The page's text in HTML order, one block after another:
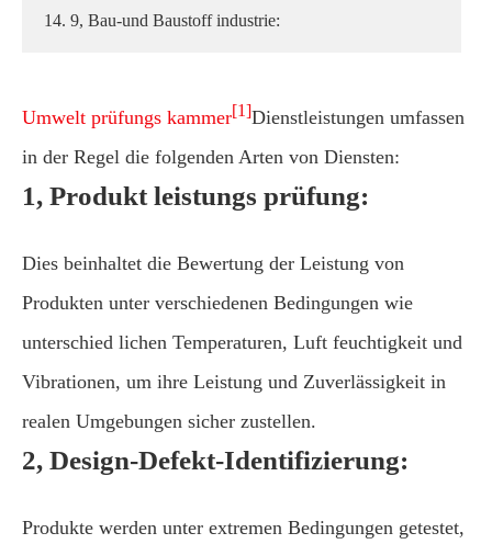
14. 9, Bau-und Baustoff industrie:
Umwelt prüfungs kammer[1]Dienstleistungen umfassen
in der Regel die folgenden Arten von Diensten:
1, Produkt leistungs prüfung:
Dies beinhaltet die Bewertung der Leistung von
Produkten unter verschiedenen Bedingungen wie
unterschied lichen Temperaturen, Luft feuchtigkeit und
Vibrationen, um ihre Leistung und Zuverlässigkeit in
realen Umgebungen sicher zustellen.
2, Design-Defekt-Identifizierung:
Produkte werden unter extremen Bedingungen getestet,